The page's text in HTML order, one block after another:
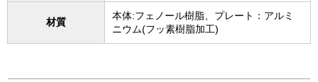
材質
本体:フェノール樹脂、プレート：アルミ
ニウム(フッ素樹脂加工)